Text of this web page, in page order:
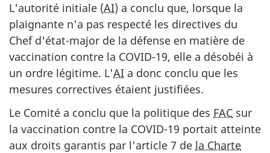
L'autorité initiale (AI) a conclu que, lorsque la
plaignante n'a pas respecté les directives du
Chef d'état-major de la défense en matière de
vaccination contre la COVID-19, elle a désobéi à
un ordre légitime. L'AI a donc conclu que les
mesures correctives étaient justifiées.
Le Comité a conclu que la politique des FAC sur
la vaccination contre la COVID-19 portait atteinte
aux droits garantis par l'article 7 de la Charte